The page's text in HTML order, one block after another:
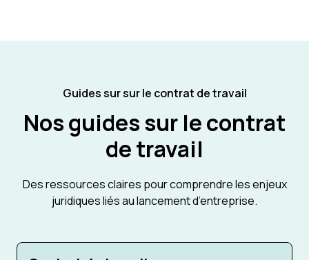
Guides sur sur le contrat de travail
Nos guides sur le contrat
de travail
Des ressources claires pour comprendre les enjeux
juridiques liés au lancement d’entreprise.